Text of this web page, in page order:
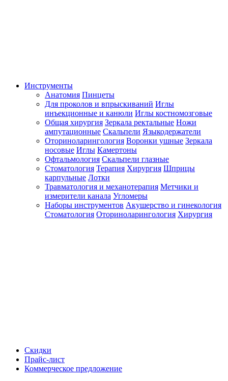
Инструменты
Анатомия Пинцеты
Для проколов и впрыскиваний Иглы
инъекционные и канюли Иглы костномозговые
Общая хирургия Зеркала ректальные Ножи
ампутационные Скальпели Языкодержатели
Оториноларингология Воронки ушные Зеркала
носовые Иглы Камертоны
Офтальмология Скальпели глазные
Стоматология Терапия Хирургия Шприцы
карпульные Лотки
Травматология и механотерапия Метчики и
измерители канала Угломеры
Наборы инструментов Акушерство и гинекология
Стоматология Оториноларингология Хирургия
Скидки
Прайс-лист
Коммерческое предложение